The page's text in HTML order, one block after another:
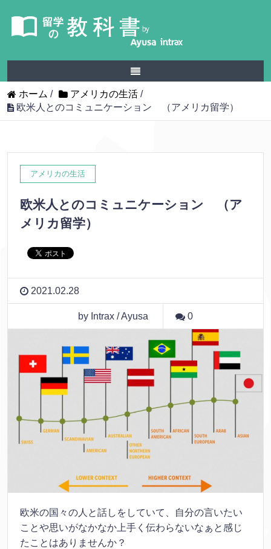
ホーム / アメリカの生活 /
欧米人とのコミュニケーション （アメリカ留学）
アメリカの生活
欧米人とのコミュニケーション （ア
メリカ留学）
2021.02.28
by Intrax / Ayusa 0
欧米の国々の人と話しをしていて、自分の言いたい
ことや思いがなかなか上手く伝わらないなぁと感じ
たことはありませんか？